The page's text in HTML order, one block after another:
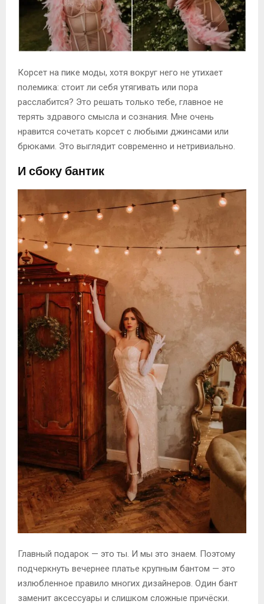
Корсет на пике моды, хотя вокруг него не утихает
полемика: стоит ли себя утягивать или пора
расслабится? Это решать только тебе, главное не
терять здравого смысла и сознания. Мне очень
нравится сочетать корсет с любыми джинсами или
брюками. Это выглядит современно и нетривиально.
И сбоку бантик
Главный подарок — это ты. И мы это знаем. Поэтому
подчеркнуть вечернее платье крупным бантом — это
излюбленное правило многих дизайнеров. Один бант
заменит аксессуары и слишком сложные причёски.